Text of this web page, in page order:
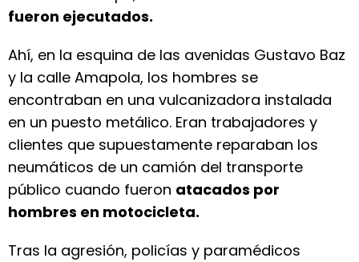
fueron ejecutados.
Ahí, en la esquina de las avenidas Gustavo Baz
y la calle Amapola, los hombres se
encontraban en una vulcanizadora instalada
en un puesto metálico. Eran trabajadores y
clientes que supuestamente reparaban los
neumáticos de un camión del transporte
público cuando fueron atacados por
hombres en motocicleta.
Tras la agresión, policías y paramédicos